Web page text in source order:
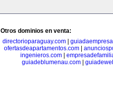
Otros dominios en venta:
directorioparaguay.com|
ofertasdeapartamentos.com
ingenieros.com|
guiadeblumenau.com|